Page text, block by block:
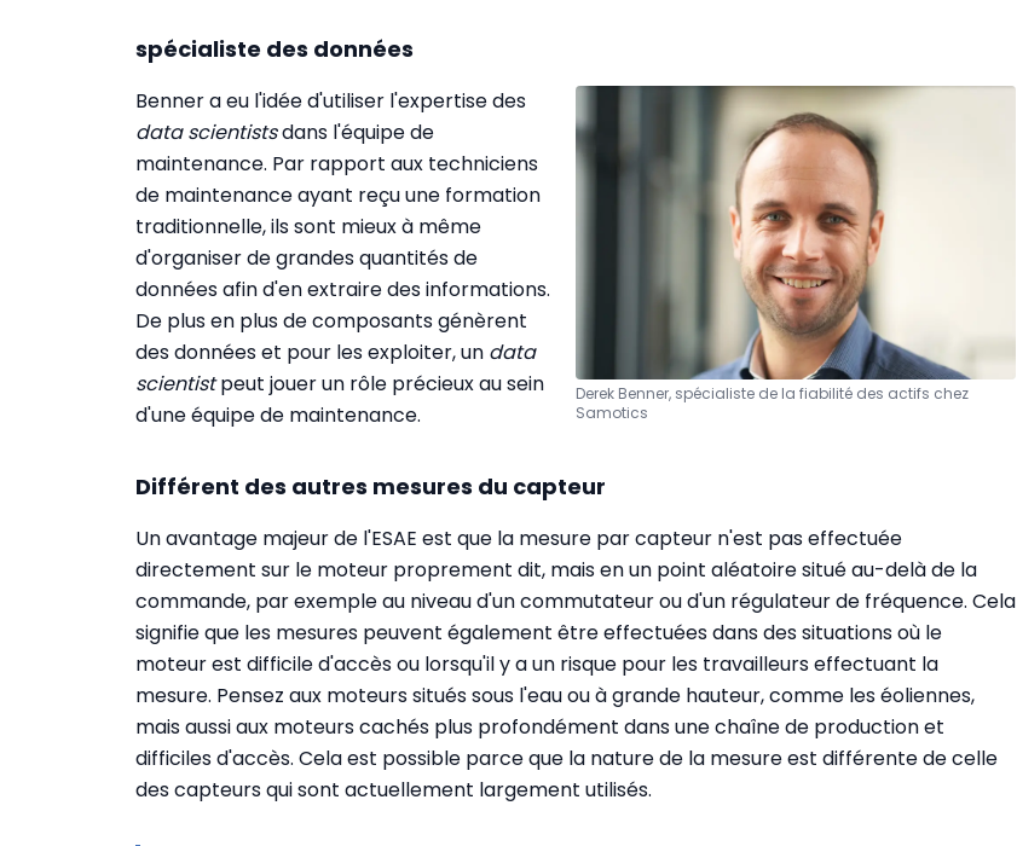
spécialiste des données
Derek Benner, spécialiste de la fiabilité des actifs chez
Samotics
Benner a eu l'idée d'utiliser l'expertise des
data scientistsdans l'équipe de
maintenance. Par rapport aux techniciens
de maintenance ayant reçu une formation
traditionnelle, ils sont mieux à même
d'organiser de grandes quantités de
données afin d'en extraire des informations.
De plus en plus de composants génèrent
des données et pour les exploiter, un data
scientistpeut jouer un rôle précieux au sein
d'une équipe de maintenance.
Différent des autres mesures du capteur
Un avantage majeur de l'ESAE est que la mesure par capteur n'est pas effectuée
directement sur le moteur proprement dit, mais en un point aléatoire situé au-delà de la
commande, par exemple au niveau d'un commutateur ou d'un régulateur de fréquence. Cela
signifie que les mesures peuvent également être effectuées dans des situations où le
moteur est difficile d'accès ou lorsqu'il y a un risque pour les travailleurs effectuant la
mesure. Pensez aux moteurs situés sous l'eau ou à grande hauteur, comme les éoliennes,
mais aussi aux moteurs cachés plus profondément dans une chaîne de production et
difficiles d'accès. Cela est possible parce que la nature de la mesure est différente de celle
des capteurs qui sont actuellement largement utilisés.